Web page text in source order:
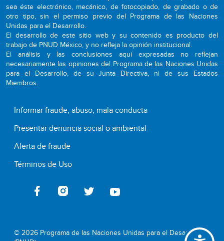
sea éste electrónico, mecánico, de fotocopiado, de grabado o de
otro tipo, sin el permiso previo del Programa de las Naciones
Unidas para el Desarrollo.
El desarrollo de este sitio web y su contenido es producto del
trabajo de PNUD México, y no refleja la opinión institucional.
El análisis y las conclusiones aquí expresadas no reflejan
necesariamente las opiniones del Programa de las Naciones Unidas
para el Desarrollo, de su Junta Directiva, ni de sus Estados
Miembros.
Informar fraude, abuso, mala conducta
Presentar denuncia social o ambiental
Alerta de fraude
Términos de Uso
© 2026 Programa de las Naciones Unidas para el Desarrollo